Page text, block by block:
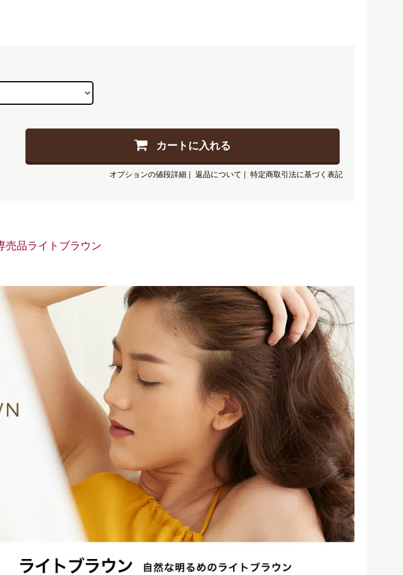
カートに入れる
オプションの値段詳細 | 返品について | 特定商取引法に基づく表記
売品ライトブラウン